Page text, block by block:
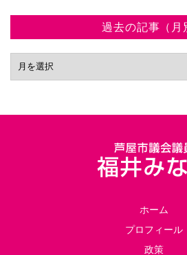
過去の記事（月
ホーム
プロフィール
政策